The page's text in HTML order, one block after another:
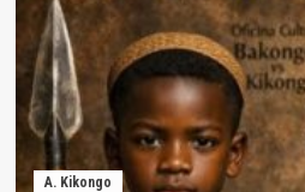
A. Kikongo